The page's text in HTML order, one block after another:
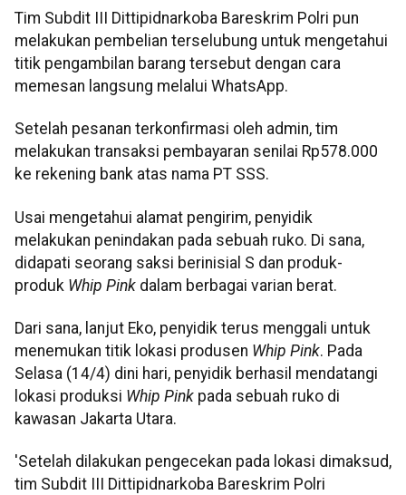
Tim Subdit III Dittipidnarkoba Bareskrim Polri pun
melakukan pembelian terselubung untuk mengetahui
titik pengambilan barang tersebut dengan cara
memesan langsung melalui WhatsApp.
Setelah pesanan terkonfirmasi oleh admin, tim
melakukan transaksi pembayaran senilai Rp578.000
ke rekening bank atas nama PT SSS.
Usai mengetahui alamat pengirim, penyidik
melakukan penindakan pada sebuah ruko. Di sana,
didapati seorang saksi berinisial S dan produk-
produk Whip Pink dalam berbagai varian berat.
Dari sana, lanjut Eko, penyidik terus menggali untuk
menemukan titik lokasi produsen Whip Pink. Pada
Selasa (14/4) dini hari, penyidik berhasil mendatangi
lokasi produksi Whip Pink pada sebuah ruko di
kawasan Jakarta Utara.
'Setelah dilakukan pengecekan pada lokasi dimaksud,
tim Subdit III Dittipidnarkoba Bareskrim Polri